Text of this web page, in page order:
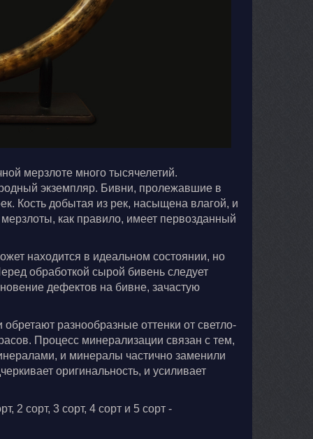
мерзлоте много тысячелетий.
экземпляр. Бивни, пролежавшие в
Кость добытая из рек, насыщена влагой, и
как правило, имеет первозданный
находится в идеальном состоянии, но
обработкой сырой бивень следует
дефектов на бивне, зачастую
разнообразные оттенки от светло-
Процесс минерализации связан с тем,
и минералы частично заменили
оригинальность, и усиливает
2 сорт, 3 сорт, 4 сорт и 5 сорт -